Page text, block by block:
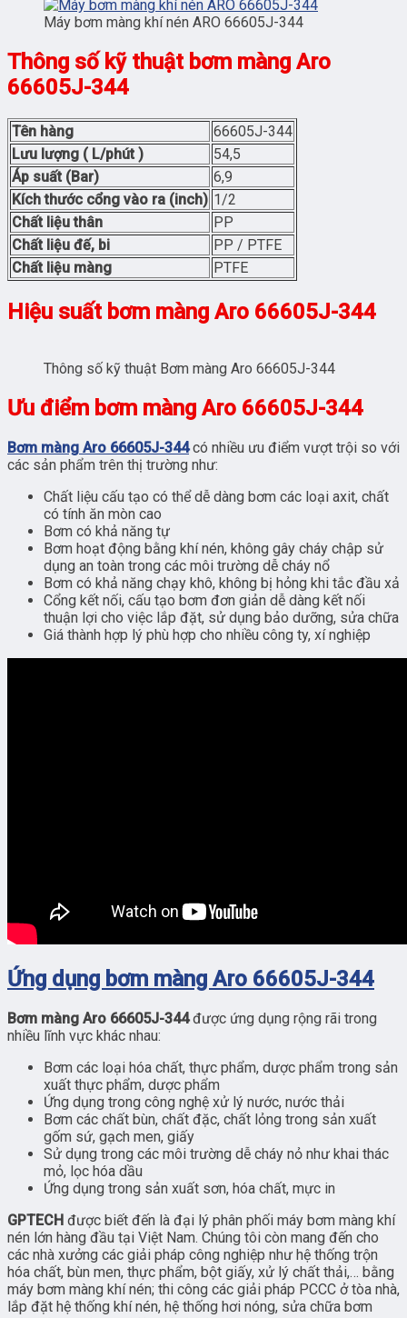
Máy bơm màng khí nén ARO 66605J-344
Thông số kỹ thuật bơm màng Aro
66605J-344
Tên hàng
66605J-344
Lưu lượng ( L/phút )
54,5
Áp suất (Bar)
6,9
Kích thước cổng vào ra (inch) 1/2
Chất liệu thân
PP
Chất liệu đế, bi
PP / PTFE
Chất liệu màng
PTFE
Hiệu suất bơm màng Aro 66605J-344
Thông số kỹ thuật Bơm màng Aro 66605J-344
Ưu điểm bơm màng Aro 66605J-344
Bơm màng Aro 66605J-344có nhiều ưu điểm vượt trội so với
các sản phẩm trên thị trường như:
Chất liệu cấu tạo có thể dễ dàng bơm các loại axit, chất
có tính ăn mòn cao
Bơm có khả năng tự
Bơm hoạt động bằng khí nén, không gây cháy chập sử
dụng an toàn trong các môi trường dễ cháy nổ
Bơm có khả năng chạy khô, không bị hỏng khi tắc đầu xả
Cổng kết nối, cấu tạo bơm đơn giản dễ dàng kết nối
thuận lợi cho việc lắp đặt, sử dụng bảo dưỡng, sửa chữa
Giá thành hợp lý phù hợp cho nhiều công ty, xí nghiệp
Ứng dụng bơm màng Aro 66605J-344
Bơm màng Aro 66605J-344được ứng dụng rộng rãi trong
nhiều lĩnh vực khác nhau:
Bơm các loại hóa chất, thực phẩm, dược phẩm trong sản
xuất thực phẩm, dược phẩm
Ứng dụng trong công nghệ xử lý nước, nước thải
Bơm các chất bùn, chất đặc, chất lỏng trong sản xuất
gốm sứ, gạch men, giấy
Sử dụng trong các môi trường dễ cháy nỏ như khai thác
mỏ, lọc hóa dầu
Ứng dụng trong sản xuất sơn, hóa chất, mực in
GPTECH được biết đến là đại lý phân phối máy bơm màng khí
nén lớn hàng đầu tại Việt Nam. Chúng tôi còn mang đến cho
các nhà xưởng các giải pháp công nghiệp như hệ thống trộn
hóa chất, bùn men, thực phẩm, bột giấy, xử lý chất thải,… bằng
máy bơm màng khí nén; thi công các giải pháp PCCC ở tòa nhà,
lắp đặt hệ thống khí nén, hệ thống hơi nóng, sửa chữa bơm